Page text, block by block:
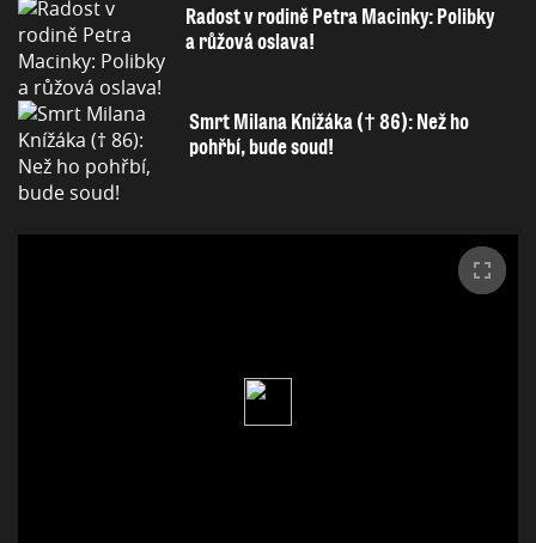
Radost v rodině Petra Macinky: Polibky
a růžová oslava!
Smrt Milana Knížáka († 86): Než ho
pohřbí, bude soud!